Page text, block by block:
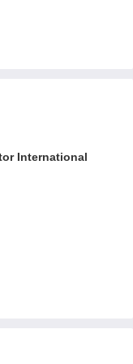
International